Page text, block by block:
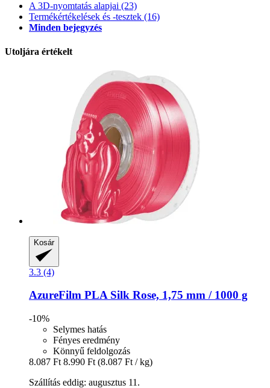
A 3D-nyomtatás alapjai (23)
Termékértékelések és -tesztek (16)
Minden bejegyzés
Utoljára értékelt
Kosár
3.3 (4)
AzureFilm PLA Silk Rose, 1,75 mm / 1000 g
-10%
Selymes hatás
Fényes eredmény
Könnyű feldolgozás
8.087 Ft 8.990 Ft (8.087 Ft / kg)
Szállítás eddig: augusztus 11.